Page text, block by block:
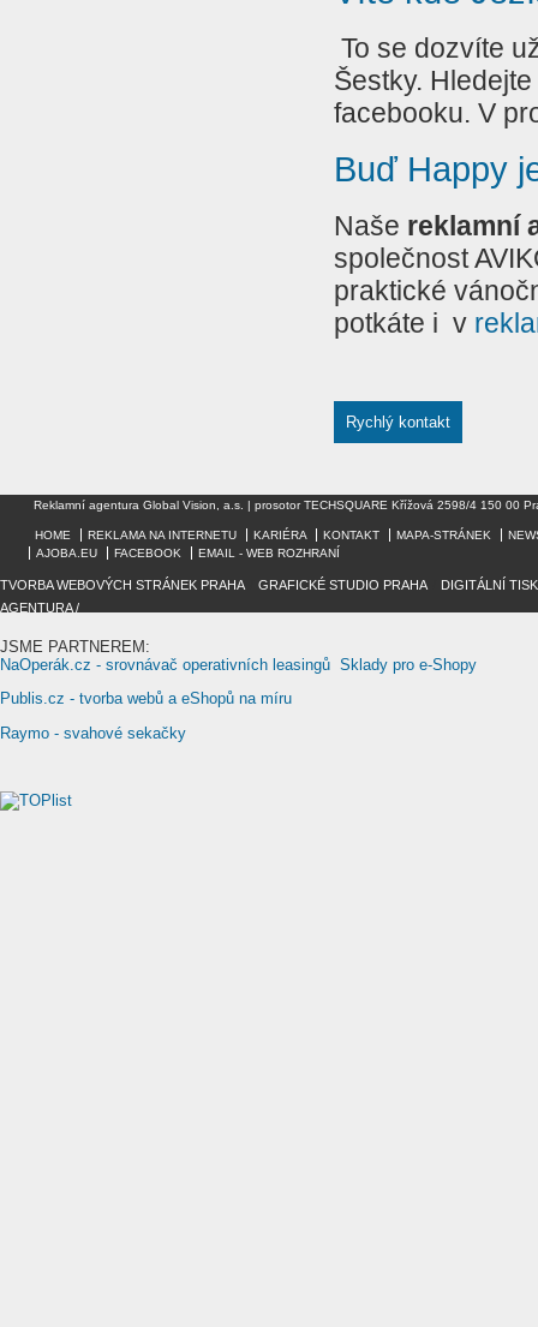
To se dozvíte
Šestky.
facebooku. V
Buď Happy
Naše reklamní
společnost
praktické
potkáte i v
Rychlý kontakt
Reklamní agentura Global Vision, a.s. | prosotor TECHSQUARE Křížová 2598/4 150 00
HOME REKLAMA NA INTERNETU KARIÉRA KONTAKT MAPA-STRÁNEK
AJOBA.EU
FACEBOOK EMAIL - WEB ROZHRANÍ
TVORBA WEBOVÝCH STRÁNEK PRAHA GRAFICKÉ STUDIO PRAHA
DIGITÁLNÍ
AGENTURA /
JSME PARTNEREM:
NaOperák.cz - srovnávač operativních leasingů Sklady pro e-Shopy
Publis.cz - tvorba webů a eShopů na míru
Raymo - svahové sekačky